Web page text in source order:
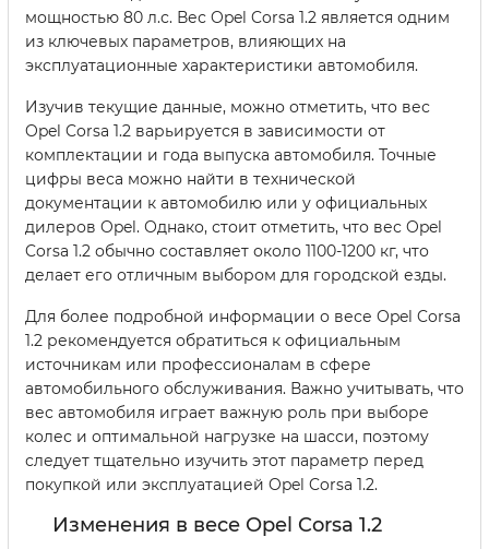
мощностью 80 л.с. Вес Opel Corsa 1.2 является одним
из ключевых параметров, влияющих на
эксплуатационные характеристики автомобиля.
Изучив текущие данные, можно отметить, что вес
Opel Corsa 1.2 варьируется в зависимости от
комплектации и года выпуска автомобиля. Точные
цифры веса можно найти в технической
документации к автомобилю или у официальных
дилеров Opel. Однако, стоит отметить, что вес Opel
Corsa 1.2 обычно составляет около 1100-1200 кг, что
делает его отличным выбором для городской езды.
Для более подробной информации о весе Opel Corsa
1.2 рекомендуется обратиться к официальным
источникам или профессионалам в сфере
автомобильного обслуживания. Важно учитывать, что
вес автомобиля играет важную роль при выборе
колес и оптимальной нагрузке на шасси, поэтому
следует тщательно изучить этот параметр перед
покупкой или эксплуатацией Opel Corsa 1.2.
Изменения в весе Opel Corsa 1.2